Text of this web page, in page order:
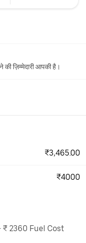
की ज़िम्मेदारी आपकी है।
₹3,465.00
₹4000
2360 Fuel Cost